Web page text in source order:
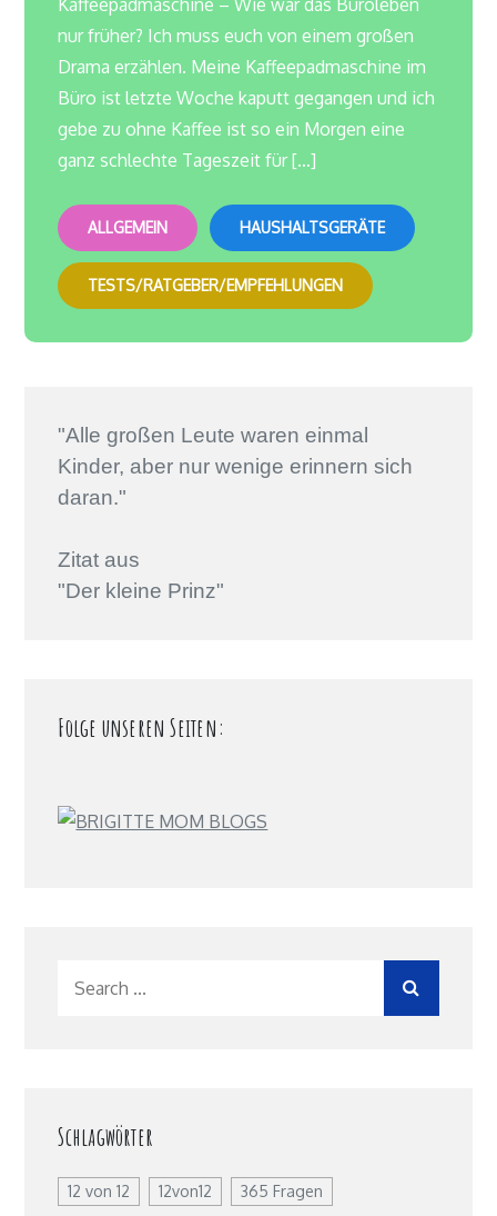
Kaffeepadmaschine – Wie war das Büroleben
nur früher? Ich muss euch von einem großen
Drama erzählen. Meine Kaffeepadmaschine im
Büro ist letzte Woche kaputt gegangen und ich
gebe zu ohne Kaffee ist so ein Morgen eine
ganz schlechte Tageszeit für […]
ALLGEMEIN HAUSHALTSGERÄTE
TESTS/RATGEBER/EMPFEHLUNGEN
"Alle großen Leute waren einmal
Kinder, aber nur wenige erinnern sich
daran."
Zitat aus
"Der kleine Prinz"
Folge unseren Seiten:
Schlagwörter
12 von 12 12von12 365 Fragen